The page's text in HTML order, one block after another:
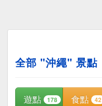
全部 "沖繩" 景點
遊點 178 食點 42